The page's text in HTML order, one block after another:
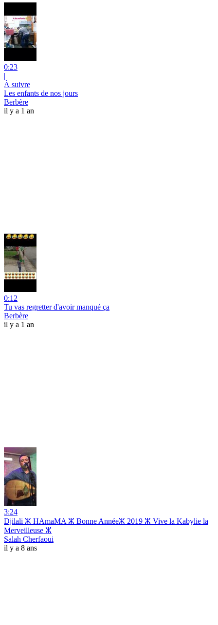
0:23
|
À suivre
Les enfants de nos jours
Berbère
il y a 1 an
0:12
Tu vas regretter d'avoir manqué ça
Berbère
il y a 1 an
3:24
Djilali ⵣ HAmaMA ⵣ Bonne Annéeⵣ 2019 ⵣ Vive la Kabylie la
Merveilleuse ⵣ
Salah Cherfaoui
il y a 8 ans